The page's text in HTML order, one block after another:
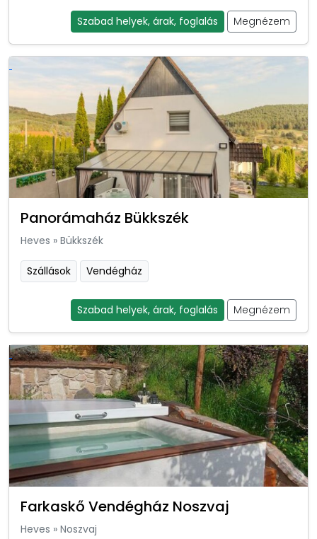
Szabad helyek, árak, foglalás Megnézem
Panorámaház Bükkszék
Heves » Bükkszék
Szállások Vendégház
Szabad helyek, árak, foglalás Megnézem
Farkaskő Vendégház Noszvaj
Heves » Noszvaj